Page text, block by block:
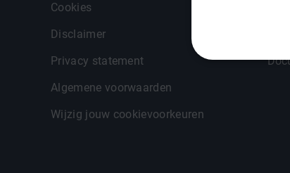
Cookies
Disclaimer
Privacy statement
Algemene voorwaarden
Wijzig jouw cookievoorkeuren